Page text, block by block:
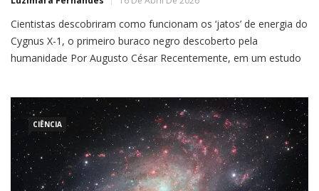
Cientistas descobriram como funcionam os ‘jatos’ de energia do
Cygnus X-1, o primeiro buraco negro descoberto pela
humanidade Por Augusto César Recentemente, em um estudo
primeiro buraco negro descoberto pelos humanos. Após 60
anos da sua primeira
CIÊNCIA